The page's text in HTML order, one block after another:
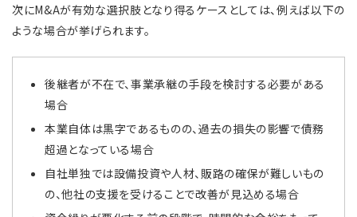
次にM&Aが有効な選択肢となり得るケースとしては、例えば以下の
ような場合が挙げられます。
後継者が不在で、事業承継の手段を検討する必要がある
場合
本業自体は黒字であるものの、過去の損失の影響で債務
超過となっている場合
自社単独では設備投資や人材、販路の確保が難しいもの
の、他社の支援を受けることで改善が見込める場合